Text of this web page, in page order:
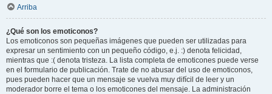
Arriba
¿Qué son los emoticonos?
Los emoticonos son pequeñas imágenes que pueden ser utilizadas para
expresar un sentimiento con un pequeño código, e.j. :) denota felicidad,
mientras que :( denota tristeza. La lista completa de emoticones puede verse
en el formulario de publicación. Trate de no abusar del uso de emoticonos,
pues pueden hacer que un mensaje se vuelva muy difícil de leer y un
moderador borre el tema o los emoticones del mensaje. La administración